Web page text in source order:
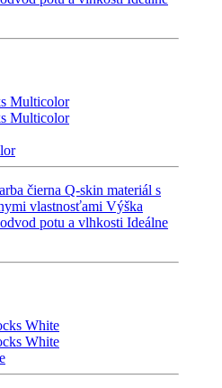
čierna Q-skin materiál s
vlastnosťami Výška
potu a vlhkosti Ideálne